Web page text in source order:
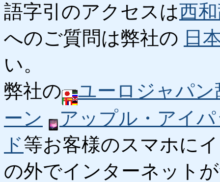
語字引のアクセスは西
へのご質問は弊社の 日
い。
弊社の
ユーロジャパン
ーン
アップル・アイ
ド等お客様のスマホに
の外でインターネット